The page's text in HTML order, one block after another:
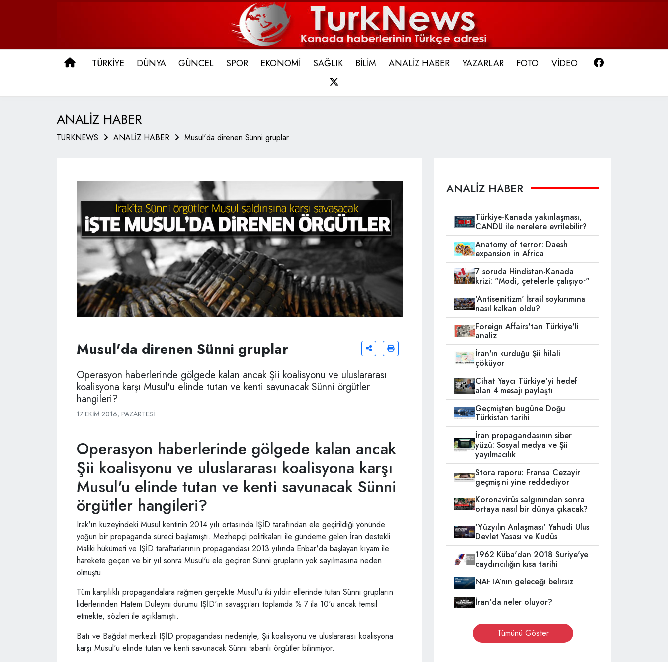
ANA SAYFA
TÜRKİYE DÜNYA GÜNCEL SPOR EKONOMİ SAĞLIK BİLİM ANALİZ HABER YAZARLAR FOTO VİDEO
ANALİZ HABER
TURKNEWS ANALİZ HABER Musul'da direnen Sünni gruplar
Musul'da direnen Sünni gruplar
Operasyon haberlerinde gölgede kalan ancak Şii koalisyonu ve uluslararası
koalisyona karşı Musul'u elinde tutan ve kenti savunacak Sünni örgütler
hangileri?
17 EKIM 2016, PAZARTESI
Operasyon haberlerinde gölgede kalan ancak
Şii koalisyonu ve uluslararası koalisyona karşı
Musul'u elinde tutan ve kenti savunacak Sünni
örgütler hangileri?
Irak'ın kuzeyindeki Musul kentinin 2014 yılı ortasında IŞİD tarafından ele geçirildiği yönünde
yoğun bir propaganda süreci başlamıştı. Mezhepçi politikaları ile gündeme gelen İran destekli
Maliki hükümeti ve IŞİD taraftarlarının propagandası 2013 yılında Enbar'da başlayan kıyam ile
harekete geçen ve bir yıl sonra Musul'u ele geçiren Sünni grupların yok sayılmasına neden
olmuştu.
Tüm karşılıklı propagandalara rağmen gerçekte Musul'u iki yıldır ellerinde tutan Sünni grupların
liderlerinden Hatem Duleymi durumu IŞİD'in savaşçıları toplamda % 7 ila 10'u ancak temsil
etmekte, sözleri ile açıklamıştı.
Batı ve Bağdat merkezli IŞİD propagandası nedeniyle, Şii koalisyonu ve uluslararası koalisyona
karşı Musul'u elinde tutan ve kenti savunacak Sünni tabanlı örgütler bilinmiyor.
ANALİZ HABER
Türkiye-Kanada yakınlaşması,
CANDU ile nerelere evrilebilir?
Anatomy of terror: Daesh
expansion in Africa
7 soruda Hindistan-Kanada
krizi: "Modi, çetelerle çalışıyor"
'Antisemitizm' İsrail soykırımına
nasıl kalkan oldu?
Foreign Affairs'tan Türkiye'li
analiz
İran'ın kurduğu Şii hilali
çöküyor
Cihat Yaycı Türkiye'yi hedef
alan 4 mesajı paylaştı
Geçmişten bugüne Doğu
Türkistan tarihi
İran propagandasının siber
yüzü: Sosyal medya ve Şii
yayılmacılık
Stora raporu: Fransa Cezayir
geçmişini yine reddediyor
Koronavirüs salgınından sonra
ortaya nasıl bir dünya çıkacak?
'Yüzyılın Anlaşması' Yahudi Ulus
Devlet Yasası ve Kudüs
1962 Küba'dan 2018 Suriye'ye
caydırıcılığın kısa tarihi
NAFTA’nın geleceği belirsiz
İran'da neler oluyor?
Tümünü Göster